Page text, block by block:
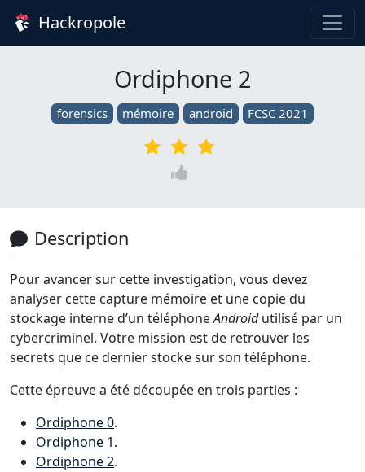
Hackropole
Ordiphone 2
forensics mémoire android FCSC 2021
Description
Pour avancer sur cette investigation, vous devez
analyser cette capture mémoire et une copie du
stockage interne d’un téléphoneAndroidutilisé par un
cybercriminel. Votre mission est de retrouver les
secrets que ce dernier stocke sur son téléphone.
Cette épreuve a été découpée en trois parties :
Ordiphone 0.
Ordiphone 1.
Ordiphone 2.